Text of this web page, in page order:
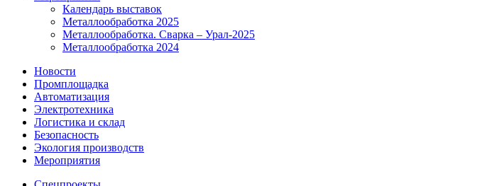
Календарь выставок
Металлообработка 2025
Металлообработка. Сварка – Урал-2025
Металлообработка 2024
Новости
Промплощадка
Автоматизация
Электротехника
Логистика и склад
Безопасность
Экология производств
Мероприятия